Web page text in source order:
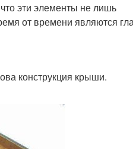
эти элементы не лишь
от времени являются
конструкция крыши.